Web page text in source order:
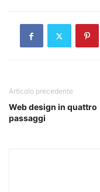
Articolo precedente
Web design in quattro
passaggi